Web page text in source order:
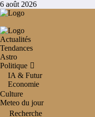
Aller
au
6 août 2026
Actualités
Tendances
Astro
Politique
IA & Futur
Economie
Culture
Meteo du jour